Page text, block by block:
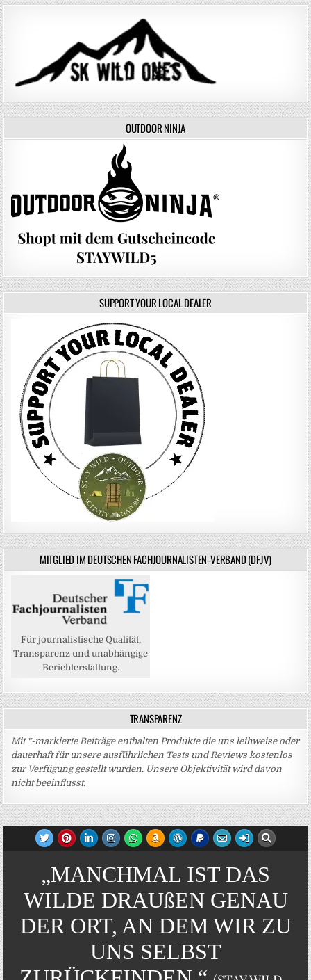
OUTDOOR NINJA
SUPPORT YOUR LOCAL DEALER
MITGLIED IM DEUTSCHEN FACHJOURNALISTEN-VERBAND (DFJV)
Für journalistische Qualität,
Transparenz und unabhängige
Berichterstattung.
TRANSPARENZ
Mit *-markierte Beiträge enthalten Produkte die uns leihweise oder
dauerhaft für unsere ausführlichen Tests und Reviews kostenlos
zur Verfügung gestellt wurden. Unsere Objektivität wird davon
nicht beeinflusst.
„MANCHMAL IST DAS
WILDE DRAUßEN GENAU
DER ORT, AN DEM WIR ZU
UNS SELBST